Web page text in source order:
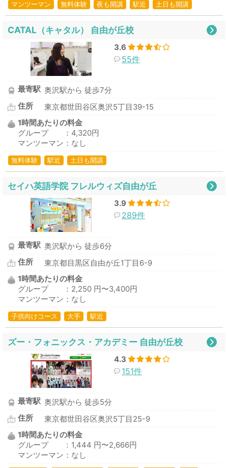
マンツーマン 無料体験 夜も開講 駅近 土日も開講
CATAL（キャタル） 自由が丘校
3.6
55件
最寄駅 奥沢駅から 徒歩7分
住所
東京都世田谷区奥沢5丁目39-15
1時間あたりの料金
グループ ：4,320円
マンツーマン：なし
無料体験 駅近 土日も開講
セイハ英語学院 フレルウィズ自由が丘
3.9
289件
最寄駅 奥沢駅から 徒歩6分
住所
東京都目黒区自由が丘1丁目6-9
1時間あたりの料金
グループ ：2,250 円〜3,400円
マンツーマン：なし
子供向けコース 大手 駅近
ズー・フォニックス・アカデミー 自由が丘校
4.3
151件
最寄駅 奥沢駅から 徒歩5分
住所
東京都世田谷区奥沢5丁目25-9
1時間あたりの料金
グループ ：1,444 円〜2,666円
マンツーマン：なし